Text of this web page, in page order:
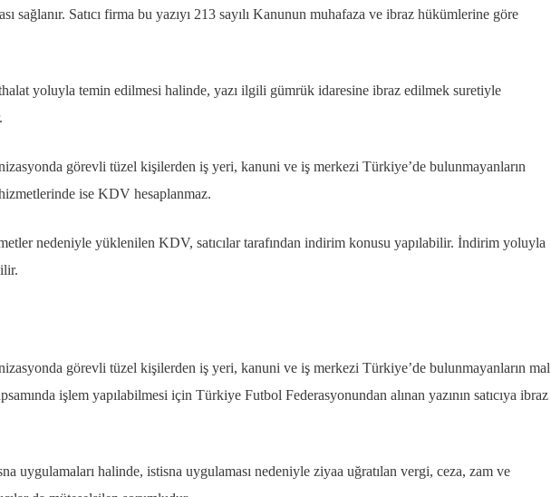
sağlanır. Satıcı firma bu yazıyı 213 sayılı Kanunun muhafaza ve ibraz hükümlerine göre
yoluyla temin edilmesi halinde, yazı ilgili gümrük idaresine ibraz edilmek suretiyle
görevli tüzel kişilerden iş yeri, kanuni ve iş merkezi Türkiye’de bulunmayanların
ise KDV hesaplanmaz.
nedeniyle yüklenilen KDV, satıcılar tarafından indirim konusu yapılabilir. İndirim yoluyla
görevli tüzel kişilerden iş yeri, kanuni ve iş merkezi Türkiye’de bulunmayanların mal
işlem yapılabilmesi için Türkiye Futbol Federasyonundan alınan yazının satıcıya ibraz
uygulamaları halinde, istisna uygulaması nedeniyle ziyaa uğratılan vergi, ceza, zam ve